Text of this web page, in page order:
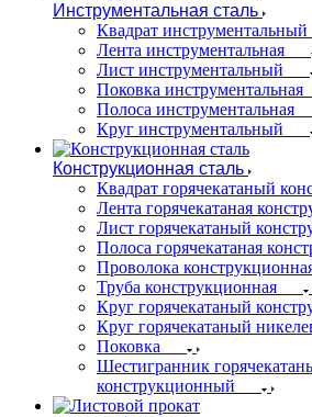
Инструментальная сталь
Квадрат инструментальный
Лента инструментальная
Лист инструментальный
Поковка инструментальная
Полоса инструментальная
Круг инструментальный
Конструкционная сталь
Квадрат горячекатаный
Лента горячекатаная
Лист горячекатаный
Полоса горячекатаная
Проволока
Труба конструкционная
Круг горячекатаный
Круг горячекатаный
Поковка
Шестигранник
конструкционный